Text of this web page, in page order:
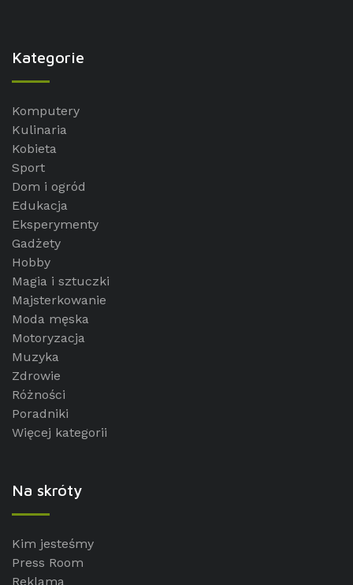
Kategorie
Komputery
Kulinaria
Kobieta
Sport
Dom i ogród
Edukacja
Eksperymenty
Gadżety
Hobby
Magia i sztuczki
Majsterkowanie
Moda męska
Motoryzacja
Muzyka
Zdrowie
Różności
Poradniki
Więcej kategorii
Na skróty
Kim jesteśmy
Press Room
Reklama